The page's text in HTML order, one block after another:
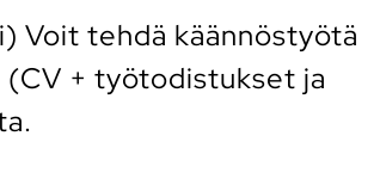
Voit tehdä käännöstyötä
+ työtodistukset ja